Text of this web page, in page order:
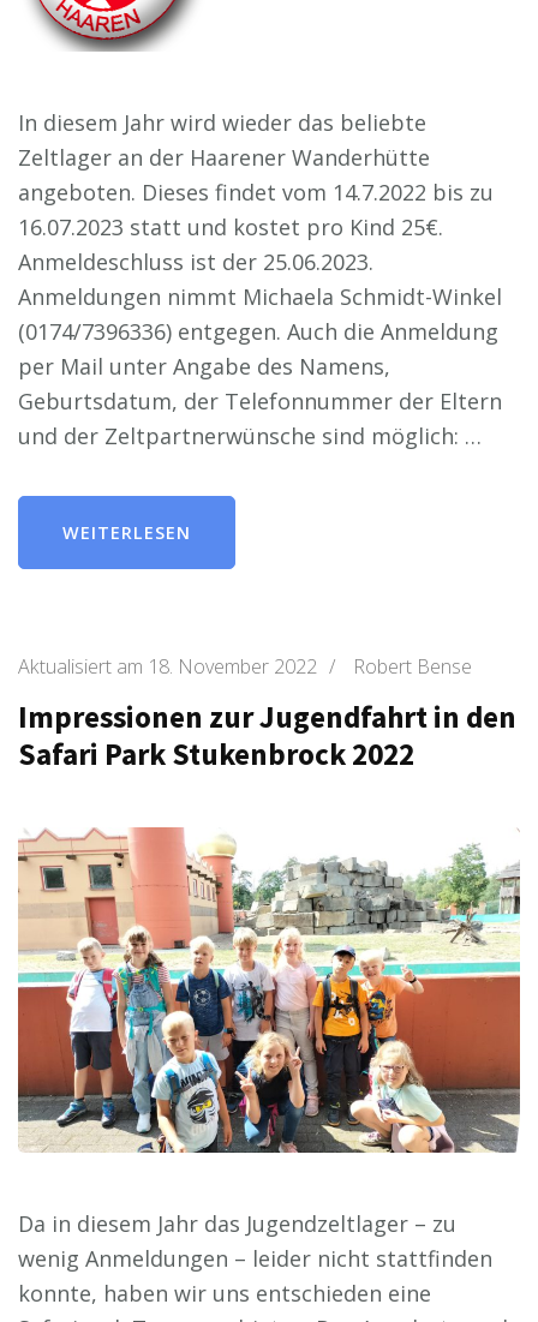
In diesem Jahr wird wieder das beliebte
Zeltlager an der Haarener Wanderhütte
angeboten. Dieses findet vom 14.7.2022 bis zu
16.07.2023 statt und kostet pro Kind 25€.
Anmeldeschluss ist der 25.06.2023.
Anmeldungen nimmt Michaela Schmidt-Winkel
(0174/7396336) entgegen. Auch die Anmeldung
per Mail unter Angabe des Namens,
Geburtsdatum, der Telefonnummer der Eltern
und der Zeltpartnerwünsche sind möglich: …
WEITERLESEN
Aktualisiert am 18. November 2022 / Robert Bense
Impressionen zur Jugendfahrt in den
Safari Park Stukenbrock 2022
Da in diesem Jahr das Jugendzeltlager – zu
wenig Anmeldungen – leider nicht stattfinden
konnte, haben wir uns entschieden eine